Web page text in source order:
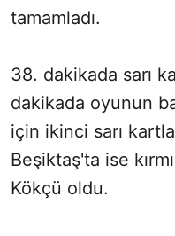
tamamladı.
38. dakikada sarı
dakikada oyunun
için ikinci sarı
Beşiktaş'ta ise
Kökçü oldu.